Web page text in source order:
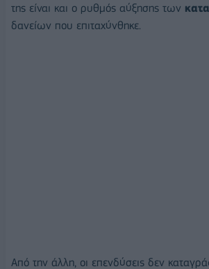
της είναι και ο ρυθμός αύξησης των
δανείων που επιταχύνθηκε.
Από την άλλη, οι επενδύσεις δεν